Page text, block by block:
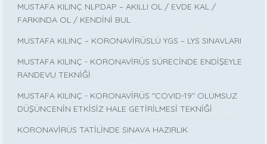
MUSTAFA KILINÇ NLPDAP – AKILLI OL / EVDE KAL /
FARKINDA OL / KENDİNİ BUL
MUSTAFA KILINÇ – KORONAVİRÜSLÜ YGS – LYS SINAVLARI
MUSTAFA KILINÇ - KORONAVİRÜS SÜRECİNDE ENDİŞEYLE
RANDEVU TEKNİĞİ
MUSTAFA KILINÇ - KORONAVİRÜS "COVID-19" OLUMSUZ
DÜŞÜNCENİN ETKİSİZ HALE GETİRİLMESİ TEKNİĞİ
KORONAVİRÜS TATİLİNDE SINAVA HAZIRLIK